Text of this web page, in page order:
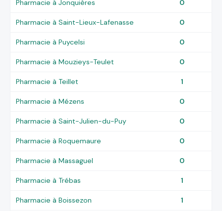
Pharmacie à Jonquières 0
Pharmacie à Saint-Lieux-Lafenasse 0
Pharmacie à Puycelsi 0
Pharmacie à Mouzieys-Teulet 0
Pharmacie à Teillet 1
Pharmacie à Mézens 0
Pharmacie à Saint-Julien-du-Puy 0
Pharmacie à Roquemaure 0
Pharmacie à Massaguel 0
Pharmacie à Trébas 1
Pharmacie à Boissezon 1